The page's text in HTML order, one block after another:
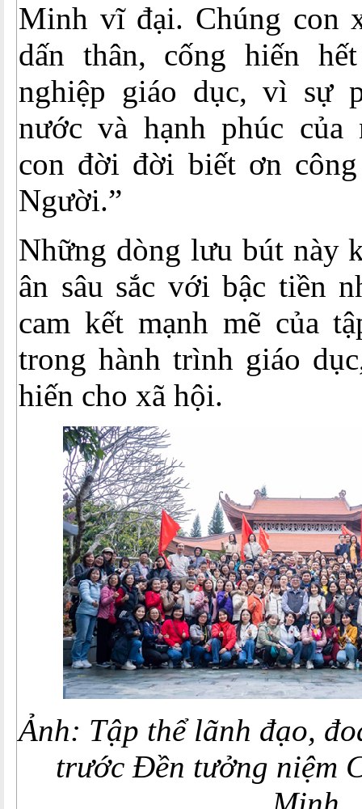
Minh vĩ đại. Chúng con
dấn thân, cống hiến
nghiệp giáo dục, vì sự
nước và hạnh phúc của
con đời đời biết ơn
Người.”
Những dòng lưu bút này
ân sâu sắc với bậc tiền
cam kết mạnh mẽ của
trong hành trình giáo
hiến cho xã hội.
Ảnh: Tập thể lãnh đạo,
trước Đền tưởng niệm